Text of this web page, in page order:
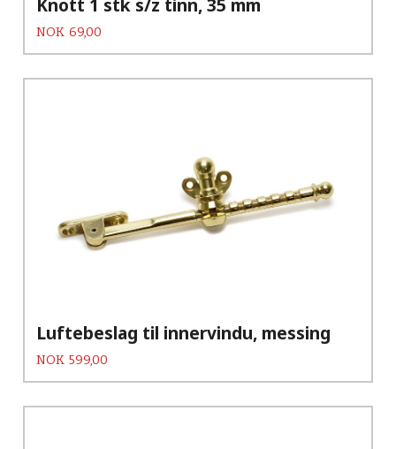
Pris
NOK 69,00
Luftebeslag til innervindu, messing
Pris
NOK 599,00